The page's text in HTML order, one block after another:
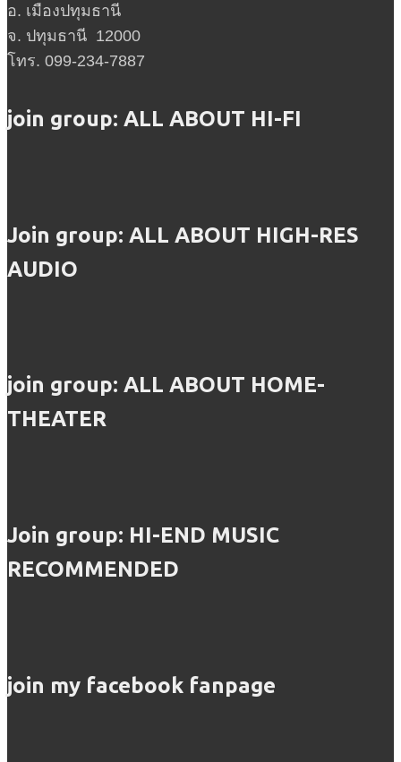
อ. เมืองปทุมธานี
จ. ปทุมธานี 12000
โทร. 099-234-7887
join group: ALL ABOUT HI-FI
Join group: ALL ABOUT HIGH-RES
AUDIO
join group: ALL ABOUT HOME-
THEATER
Join group: HI-END MUSIC
RECOMMENDED
join my facebook fanpage